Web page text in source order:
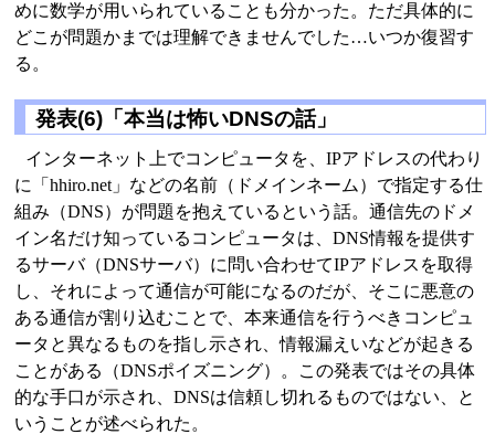
めに数学が用いられていることも分かった。ただ具体的に
どこが問題かまでは理解できませんでした…いつか復習す
る。
発表(6)「本当は怖いDNSの話」
インターネット上でコンピュータを、IPアドレスの代わり
に「hhiro.net」などの名前（ドメインネーム）で指定する仕
組み（DNS）が問題を抱えているという話。通信先のドメ
イン名だけ知っているコンピュータは、DNS情報を提供す
るサーバ（DNSサーバ）に問い合わせてIPアドレスを取得
し、それによって通信が可能になるのだが、そこに悪意の
ある通信が割り込むことで、本来通信を行うべきコンピュ
ータと異なるものを指し示され、情報漏えいなどが起きる
ことがある（DNSポイズニング）。この発表ではその具体
的な手口が示され、DNSは信頼し切れるものではない、と
いうことが述べられた。